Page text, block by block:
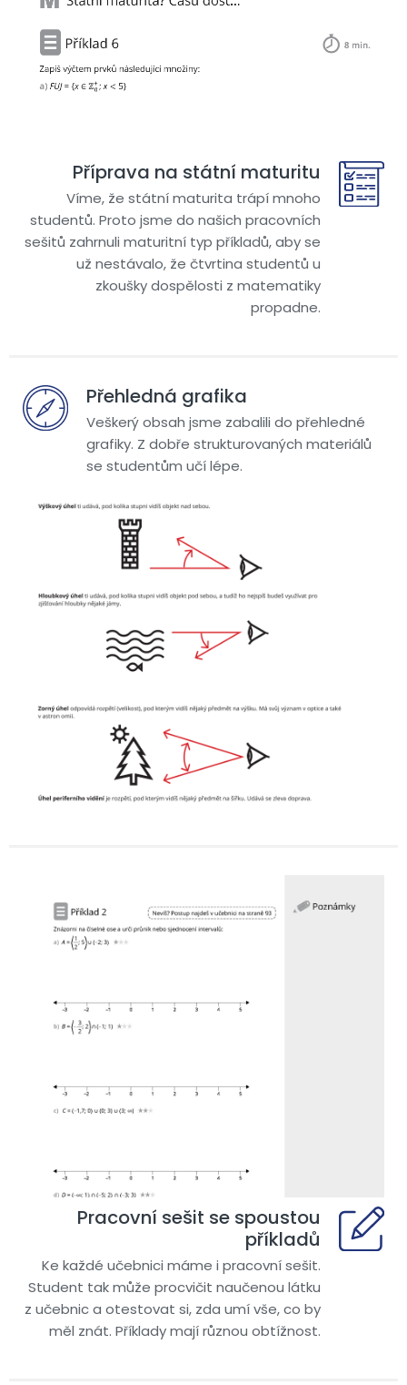
Příprava na státní maturitu
Víme, že státní maturita trápí mnoho
studentů. Proto jsme do našich pracovních
sešitů zahrnuli maturitní typ příkladů, aby se
už nestávalo, že čtvrtina studentů u
zkoušky dospělosti z matematiky
propadne.
Přehledná grafika
Veškerý obsah jsme zabalili do přehledné
grafiky. Z dobře strukturovaných materiálů
se studentům učí lépe.
Pracovní sešit se spoustou
příkladů
Ke každé učebnici máme i pracovní sešit.
Student tak může procvičit naučenou látku
z učebnic a otestovat si, zda umí vše, co by
měl znát. Příklady mají různou obtížnost.